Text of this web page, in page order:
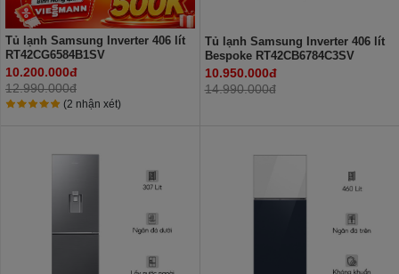
Tủ lạnh Samsung Inverter 406 lít
RT42CG6584B1SV
10.200.000đ
12.990.000đ
(2 nhận xét)
Tủ lạnh Samsung Inverter 406 lít
Bespoke RT42CB6784C3SV
10.950.000đ
14.990.000đ